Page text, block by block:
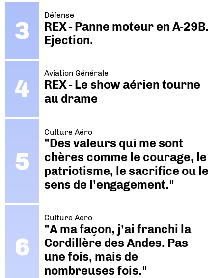
Défense
REX - Panne moteur en A-29B.
Ejection.
Aviation Générale
REX - Le show aérien tourne
au drame
Culture Aéro
"Des valeurs qui me sont
chères comme le courage, le
patriotisme, le sacrifice ou le
sens de l’engagement."
Culture Aéro
"A ma façon, j’ai franchi la
Cordillère des Andes. Pas
une fois, mais de
nombreuses fois."